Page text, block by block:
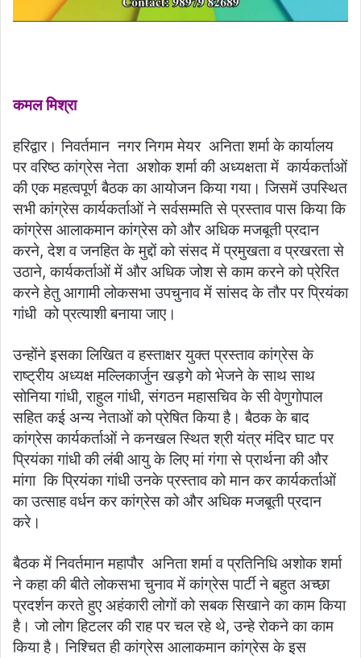
कमल मिश्रा
हरिद्वार। निवर्तमान नगर निगम मेयर अनिता शर्मा के कार्यालय
पर वरिष्ठ कांग्रेस नेता अशोक शर्मा की अध्यक्षता में कार्यकर्ताओं
की एक महत्वपूर्ण बैठक का आयोजन किया गया। जिसमें उपस्थित
सभी कांग्रेस कार्यकर्ताओं ने सर्वसम्मति से प्रस्ताव पास किया कि
कांग्रेस आलाकमान कांग्रेस को और अधिक मजबूती प्रदान
करने, देश व जनहित के मुद्दों को संसद में प्रमुखता व प्रखरता से
उठाने, कार्यकर्ताओं में और अधिक जोश से काम करने को प्रेरित
करने हेतु आगामी लोकसभा उपचुनाव में सांसद के तौर पर प्रियंका
गांधी को प्रत्याशी बनाया जाए।
उन्होंने इसका लिखित व हस्ताक्षर युक्त प्रस्ताव कांग्रेस के
राष्ट्रीय अध्यक्ष मल्लिकार्जुन खड़गे को भेजने के साथ साथ
सोनिया गांधी, राहुल गांधी, संगठन महासचिव के सी वेणुगोपाल
सहित कई अन्य नेताओं को प्रेषित किया है। बैठक के बाद
कांग्रेस कार्यकर्ताओं ने कनखल स्थित श्री यंत्र मंदिर घाट पर
प्रियंका गांधी की लंबी आयु के लिए मां गंगा से प्रार्थना की और
मांगा कि प्रियंका गांधी उनके प्रस्ताव को मान कर कार्यकर्ताओं
का उत्साह वर्धन कर कांग्रेस को और अधिक मजबूती प्रदान
करे।
बैठक में निवर्तमान महापौर अनिता शर्मा व प्रतिनिधि अशोक शर्मा
ने कहा की बीते लोकसभा चुनाव में कांग्रेस पार्टी ने बहुत अच्छा
प्रदर्शन करते हुए अहंकारी लोगों को सबक सिखाने का काम किया
है। जो लोग हिटलर की राह पर चल रहे थे, उन्हे रोकने का काम
किया है। निश्चित ही कांग्रेस आलाकमान कांग्रेस के इस